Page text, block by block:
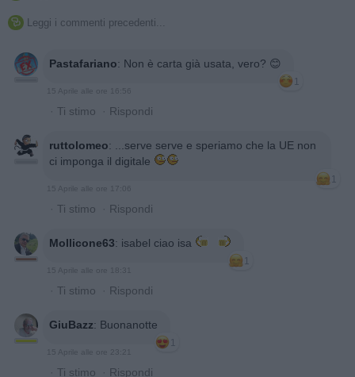
 Leggi i commenti precedenti...
Pastafariano: Non è carta già usata, vero? 😊
1
15 Aprile alle ore 16:56
· Ti stimo · Rispondi
ruttolomeo:
...serve serve e speriamo che la UE non
ci imponga il digitale
1
15 Aprile alle ore 17:06
· Ti stimo · Rispondi
Mollicone63: isabel ciao isa
1
15 Aprile alle ore 18:31
· Ti stimo · Rispondi
GiuBazz: Buonanotte
1
15 Aprile alle ore 23:21
· Ti stimo · Rispondi